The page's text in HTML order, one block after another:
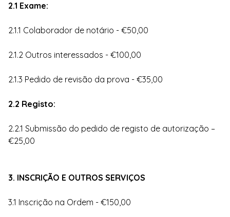
2.1 Exame:
2.1.1 Colaborador de notário - €50,00
2.1.2 Outros interessados - €100,00
2.1.3 Pedido de revisão da prova - €35,00
2.2 Registo:
2.2.1 Submissão do pedido de registo de autorização –
€25,00
3. INSCRIÇÃO E OUTROS SERVIÇOS
3.1 Inscrição na Ordem - €150,00